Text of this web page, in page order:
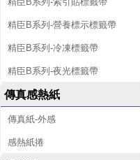
精臣B系列-營養標示標籤帶
精臣B系列-冷凍標籤帶
精臣B系列-夜光標籤帶
傳真感熱紙
傳真紙-外感
感熱紙捲